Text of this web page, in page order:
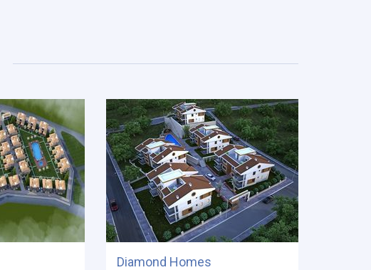
Diamond Homes